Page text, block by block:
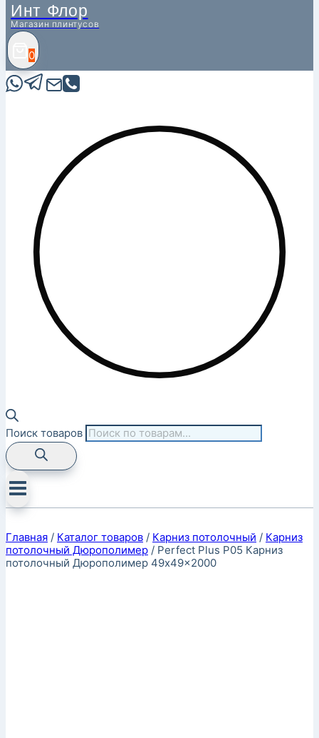
Инт Флор
Магазин плинтусов
0
Поиск товаров
Главная / Каталог товаров / Карниз потолочный / Карниз
потолочный Дюрополимер / Perfect Plus P05 Карниз
потолочный Дюрополимер 49x49x2000